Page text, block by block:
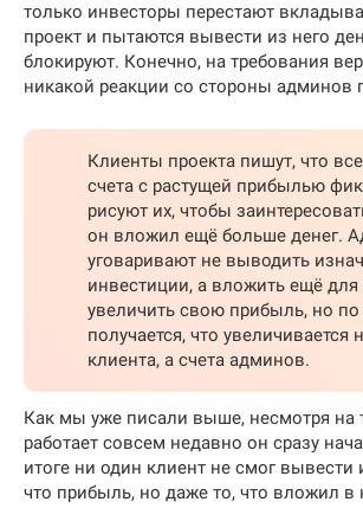
только инвесторы перестают
проект и пытаются вывести из него
блокируют. Конечно, на требования
никакой реакции со стороны админов
Клиенты проекта пишут, что
счета с растущей прибылью
рисуют их, чтобы
он вложил ещё больше денег.
уговаривают не выводить
инвестиции, а вложить ещё для
увеличить свою прибыль, но по
получается, что увеличивается
клиента, а счета админов.
Как мы уже писали выше, несмотря на
работает совсем недавно он сразу
итоге ни один клиент не смог вывести
что прибыль, но даже то, что вложил в